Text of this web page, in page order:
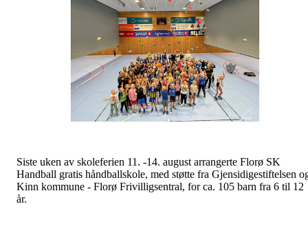
Siste uken av skoleferien 11. -14. august arrangerte Florø SK
Handball gratis håndballskole, med støtte fra Gjensidigestiftelsen
Kinn kommune - Florø Frivilligsentral, for ca. 105 barn fra 6 til 12
år.